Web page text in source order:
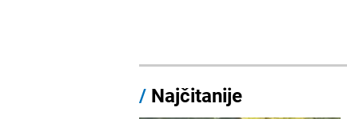
/ Najčitanije